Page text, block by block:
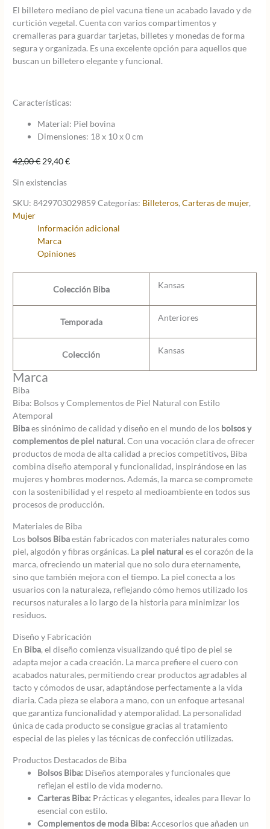
El billetero mediano de piel vacuna tiene un acabado lavado y de
curtición vegetal. Cuenta con varios compartimentos y
cremalleras para guardar tarjetas, billetes y monedas de forma
segura y organizada. Es una excelente opción para aquellos que
buscan un billetero elegante y funcional.
Características:
Material: Piel bovina
Dimensiones: 18 x 10 x 0 cm
42,00€ El
original
era:
29,40€El
es:
Sin existencias
SKU:8429703029859Categorías: Billeteros,Carteras de mujer,
Mujer
Información adicional
Marca
Opiniones
Colección Biba Kansas
Temporada Anteriores
Colección Kansas
Marca
Biba
Biba: Bolsos y Complementos de Piel Natural con Estilo
Atemporal
Bibaes sinónimo de calidad y diseño en el mundo de los bolsos y
complementos de piel natural. Con una vocación clara de ofrecer
productos de moda de alta calidad a precios competitivos, Biba
combina diseño atemporal y funcionalidad, inspirándose en las
mujeres y hombres modernos. Además, la marca se compromete
con la sostenibilidad y el respeto al medioambiente en todos sus
procesos de producción.
Materiales de Biba
Los bolsos Bibaestán fabricados con materiales naturales como
piel, algodón y fibras orgánicas. La piel natural es el corazón de la
marca, ofreciendo un material que no solo dura eternamente,
sino que también mejora con el tiempo. La piel conecta a los
usuarios con la naturaleza, reflejando cómo hemos utilizado los
recursos naturales a lo largo de la historia para minimizar los
residuos.
Diseño y Fabricación
En Biba, el diseño comienza visualizando qué tipo de piel se
adapta mejor a cada creación. La marca prefiere el cuero con
acabados naturales, permitiendo crear productos agradables al
tacto y cómodos de usar, adaptándose perfectamente a la vida
diaria. Cada pieza se elabora a mano, con un enfoque artesanal
que garantiza funcionalidad y atemporalidad. La personalidad
única de cada producto se consigue gracias al tratamiento
especial de las pieles y las técnicas de confección utilizadas.
Productos Destacados de Biba
Bolsos Biba: Diseños atemporales y funcionales que
reflejan el estilo de vida moderno.
Carteras Biba: Prácticas y elegantes, ideales para llevar lo
esencial con estilo.
Complementos de moda Biba: Accesorios que añaden un